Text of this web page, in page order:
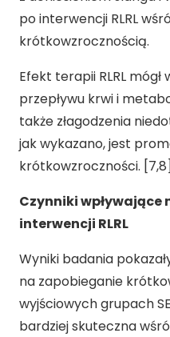
po interwencji RLRL
krótkowzrocznością.
Efekt terapii RLRL
przepływu krwi i
także złagodzenia
jak wykazano, jest
krótkowzroczności. [7,8]
Czynniki wpływające
interwencji RLRL
Wyniki badania
na zapobieganie
wyjściowych grupach
bardziej skuteczna